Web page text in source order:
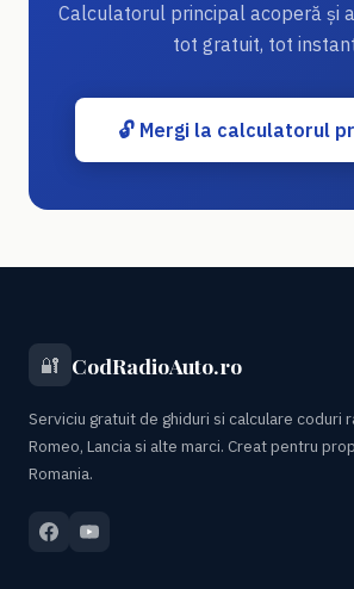
Calculatorul principal acoperă și
tot gratuit, tot
🔓 Mergi la calculatorul
🔐 CodRadioAuto.ro
Serviciu gratuit de ghiduri si calculare coduri
Romeo, Lancia si alte marci. Creat pentru
Romania.